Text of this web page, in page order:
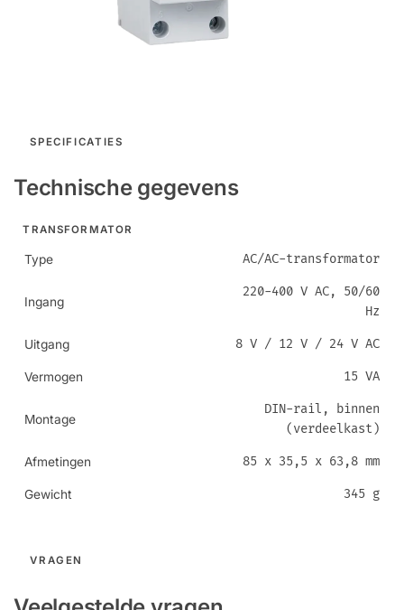
SPECIFICATIES
Technische gegevens
TRANSFORMATOR
Type AC/AC-transformator
Ingang
220-400 V AC, 50/60
Hz
Uitgang 8 V / 12 V / 24 V AC
Vermogen 15 VA
Montage
DIN-rail, binnen
(verdeelkast)
Afmetingen 85 x 35,5 x 63,8 mm
Gewicht 345 g
VRAGEN